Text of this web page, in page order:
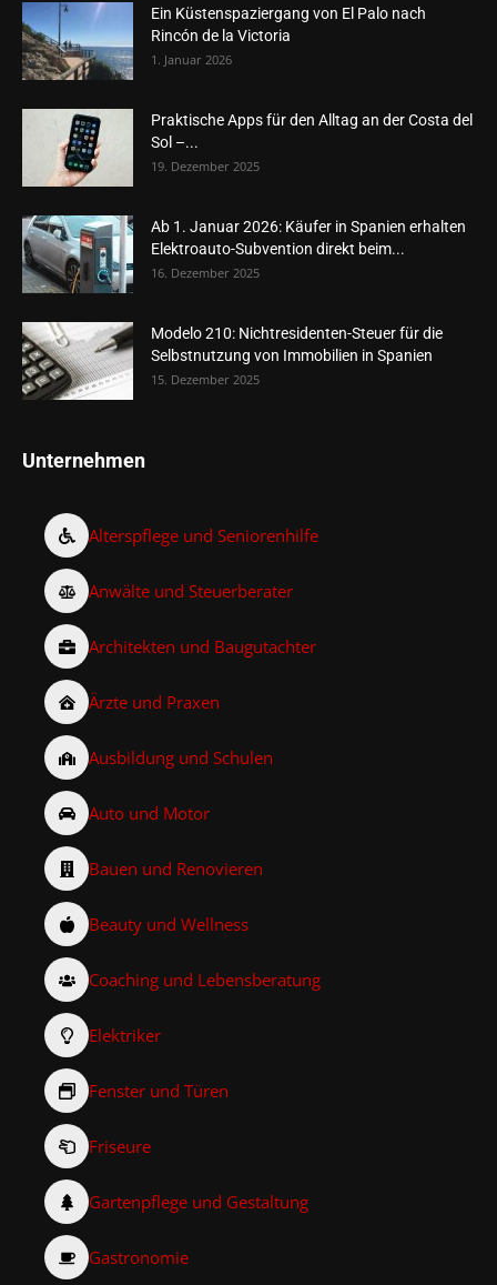
Ein Küstenspaziergang von El Palo nach
Rincón de la Victoria
1. Januar 2026
Praktische Apps für den Alltag an der Costa del
Sol –...
19. Dezember 2025
Ab 1. Januar 2026: Käufer in Spanien erhalten
Elektroauto-Subvention direkt beim...
16. Dezember 2025
Modelo 210: Nichtresidenten-Steuer für die
Selbstnutzung von Immobilien in Spanien
15. Dezember 2025
Unternehmen
Alterspflege und Seniorenhilfe
Anwälte und Steuerberater
Architekten und Baugutachter
Ärzte und Praxen
Ausbildung und Schulen
Auto und Motor
Bauen und Renovieren
Beauty und Wellness
Coaching und Lebensberatung
Elektriker
Fenster und Türen
Friseure
Gartenpflege und Gestaltung
Gastronomie